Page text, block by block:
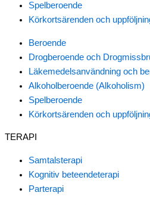
Spelberoende
Körkortsärenden och
Beroende
Drogberoende och
Läkemedelsanvändning och
Alkoholberoende (Alkoholism)
Spelberoende
Körkortsärenden och
TERAPI
Samtalsterapi
Kognitiv beteendeterapi
Parterapi